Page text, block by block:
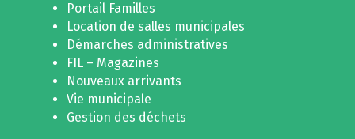
Portail Familles
Location de salles municipales
Démarches administratives
FIL – Magazines
Nouveaux arrivants
Vie municipale
Gestion des déchets